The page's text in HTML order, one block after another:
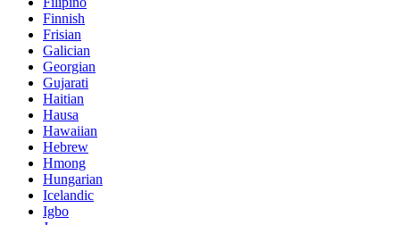
Finnish
Frisian
Galician
Georgian
Gujarati
Haitian
Hausa
Hawaiian
Hebrew
Hmong
Hungarian
Icelandic
Igbo